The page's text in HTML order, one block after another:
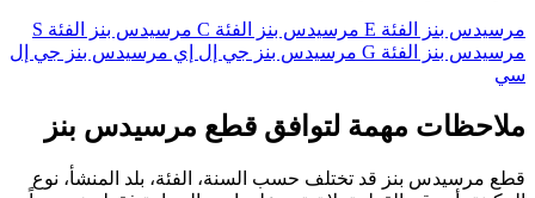
مرسيدس بنز الفئة E مرسيدس بنز الفئة C
مرسيدس بنز الفئة S
مرسيدس بنز الفئة G
مرسيدس بنز جي إل إي مرسيدس بنز جي إل
سي
ملاحظات مهمة لتوافق قطع مرسيدس بنز
قطع مرسيدس بنز قد تختلف حسب السنة، الفئة، بلد المنشأ، نوع